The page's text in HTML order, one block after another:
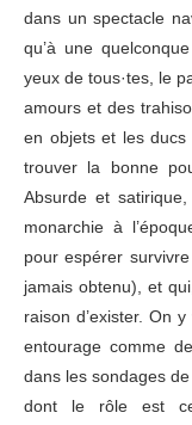
dans un spectacle
qu’à une
yeux de tous·tes, le
amours et des
en objets et les
trouver la bonne
Absurde et
monarchie à
pour espérer
jamais obtenu), et
raison d’exister. On
entourage comme
dans les sondages
dont le rôle est